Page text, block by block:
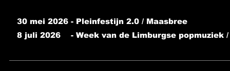
30 mei 2026 - Pleinfestijn 2.0 / Maasbree
8 juli 2026 - Week van de Limburgse popmuziek /